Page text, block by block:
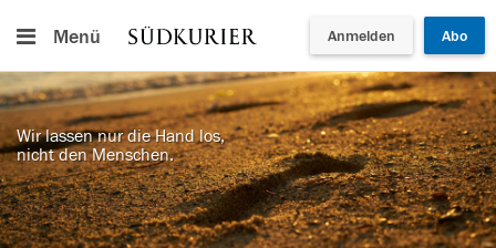
Menü Anmelden Abo
Wir lassen nur die Hand los,
nicht den Menschen.